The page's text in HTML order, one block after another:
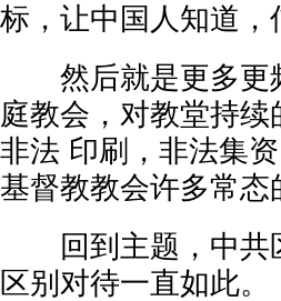
标，让中国人知道
然后就是更多更
庭教会，对教堂持
非法 印刷，非法集
基督教教会许多常态
回到主题，中共
区别对待一直如此。